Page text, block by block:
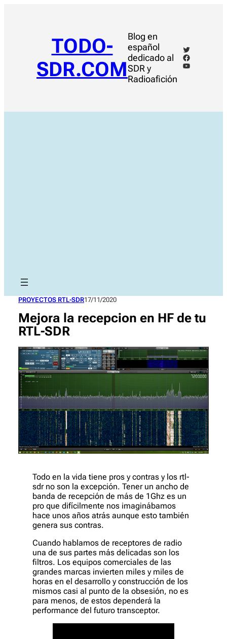
TODO-
SDR.COM
Blog en
español
dedicado al
SDR y
Radioafición
Twitter
Facebook
YouTube
PROYECTOS RTL-SDR17/11/2020
Mejora la recepcion en HF de tu
RTL-SDR
Todo en la vida tiene pros y contras y los rtl-
sdr no son la excepción. Tener un ancho de
banda de recepción de más de 1Ghz es un
pro que difícilmente nos imaginábamos
hace unos años atrás aunque esto también
genera sus contras.
Cuando hablamos de receptores de radio
una de sus partes más delicadas son los
filtros. Los equipos comerciales de las
grandes marcas invierten miles y miles de
horas en el desarrollo y construcción de los
mismos casi al punto de la obsesión, no es
para menos, de estos dependerá la
performance del futuro transceptor.